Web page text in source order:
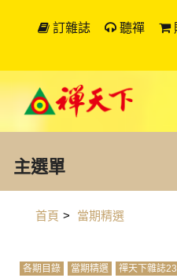
訂雜誌 聽禪
主選單
首頁 > 當期精選
各期目錄 當期精選 禪天下雜誌